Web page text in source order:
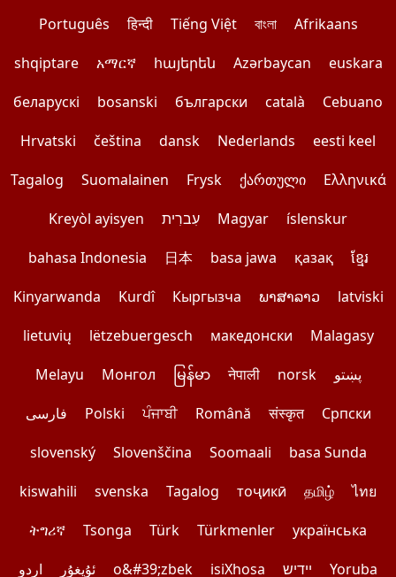
Português
हिन्दी Tiếng Việt বাংলা
Afrikaans
shqiptare
አማርኛ հայերեն Azərbaycan
euskara
беларускі
bosanski български català
Cebuano
Hrvatski
čeština dansk Nederlands
eesti keel
Tagalog
Suomalainen Frysk ქართული
Ελληνικά
Kreyòl ayisyen
עִברִית Magyar
íslenskur
bahasa Indonesia
日本 basa jawa қазақ
ខ្មែរ
Kinyarwanda
Kurdî Кыргызча ພາສາລາວ
latviski
lietuvių
lëtzebuergesch македонски
Malagasy
Melayu
Монгол မြန်မာ नेपाली norsk
پښتو
فارسی
Polski ਪੰਜਾਬੀ Română संस्कृत
Српски
slovenský
Slovenščina Soomaali
basa Sunda
kiswahili
svenska Tagalog тоҷикӣ தமிழ்
ไทย
ትግሪኛ
Tsonga Türk Türkmenler
українська
اردو
ئۇيغۇر o&#39;zbek isiXhosa יידיש Yoruba